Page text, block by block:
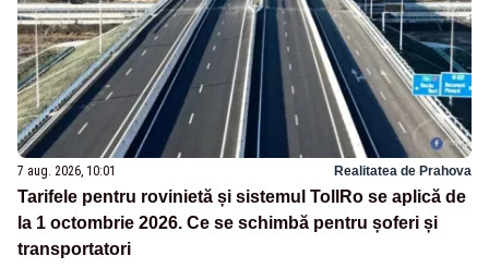
7 aug. 2026, 10:01 Realitatea de Prahova
Tarifele pentru rovinietă și sistemul TollRo se aplică de
la 1 octombrie 2026. Ce se schimbă pentru șoferi și
transportatori